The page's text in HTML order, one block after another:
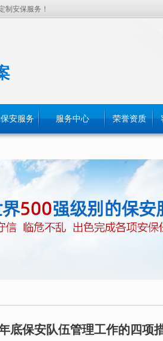
制安保服务！
安服务 服务中心 荣誉资质
底保安队伍管理工作的四项